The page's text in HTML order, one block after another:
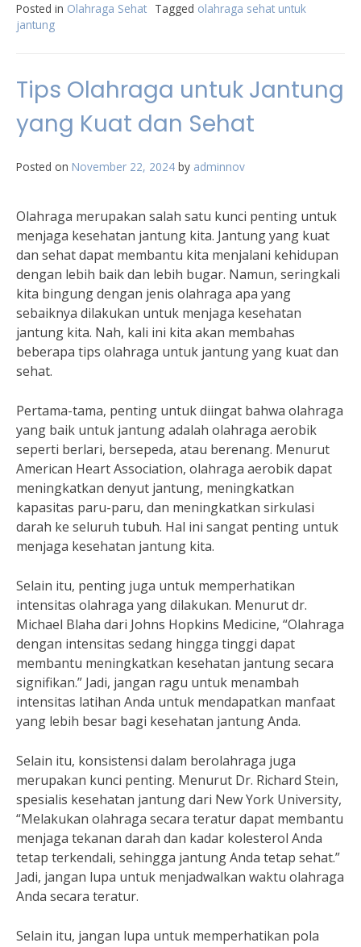
Posted in Olahraga Sehat Tagged olahraga sehat untuk
jantung
Tips Olahraga untuk Jantung
yang Kuat dan Sehat
Posted on November 22, 2024 by adminnov
Olahraga merupakan salah satu kunci penting untuk
menjaga kesehatan jantung kita. Jantung yang kuat
dan sehat dapat membantu kita menjalani kehidupan
dengan lebih baik dan lebih bugar. Namun, seringkali
kita bingung dengan jenis olahraga apa yang
sebaiknya dilakukan untuk menjaga kesehatan
jantung kita. Nah, kali ini kita akan membahas
beberapa tips olahraga untuk jantung yang kuat dan
sehat.
Pertama-tama, penting untuk diingat bahwa olahraga
yang baik untuk jantung adalah olahraga aerobik
seperti berlari, bersepeda, atau berenang. Menurut
American Heart Association, olahraga aerobik dapat
meningkatkan denyut jantung, meningkatkan
kapasitas paru-paru, dan meningkatkan sirkulasi
darah ke seluruh tubuh. Hal ini sangat penting untuk
menjaga kesehatan jantung kita.
Selain itu, penting juga untuk memperhatikan
intensitas olahraga yang dilakukan. Menurut dr.
Michael Blaha dari Johns Hopkins Medicine, “Olahraga
dengan intensitas sedang hingga tinggi dapat
membantu meningkatkan kesehatan jantung secara
signifikan.” Jadi, jangan ragu untuk menambah
intensitas latihan Anda untuk mendapatkan manfaat
yang lebih besar bagi kesehatan jantung Anda.
Selain itu, konsistensi dalam berolahraga juga
merupakan kunci penting. Menurut Dr. Richard Stein,
spesialis kesehatan jantung dari New York University,
“Melakukan olahraga secara teratur dapat membantu
menjaga tekanan darah dan kadar kolesterol Anda
tetap terkendali, sehingga jantung Anda tetap sehat.”
Jadi, jangan lupa untuk menjadwalkan waktu olahraga
Anda secara teratur.
Selain itu, jangan lupa untuk memperhatikan pola